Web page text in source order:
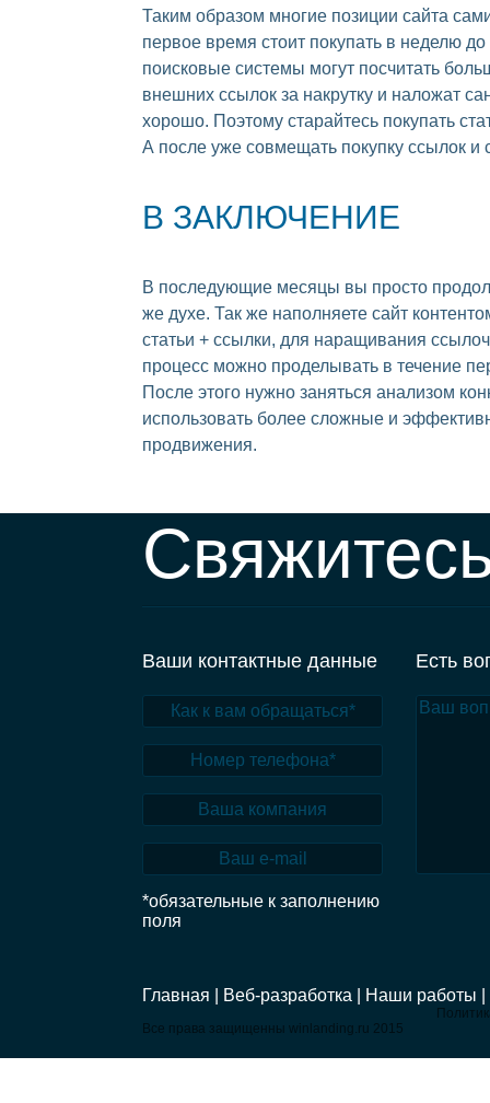
Таким образом многие позиции сайта
первое время стоит покупать в неделю до
поисковые системы могут посчитать
внешних ссылок за накрутку и наложат
хорошо. Поэтому старайтесь покупать
А после уже совмещать покупку ссылок и
В ЗАКЛЮЧЕНИЕ
В последующие месяцы вы просто
же духе. Так же наполняете сайт
статьи + ссылки, для наращивания
процесс можно проделывать в течение
После этого нужно заняться анализом
использовать более сложные и
продвижения.
Ваши контактные данные
*обязательные к заполнению
поля
Есть
Главная | Веб-разработка | Наши работы |
Все права защищенны winlanding.ru 2015